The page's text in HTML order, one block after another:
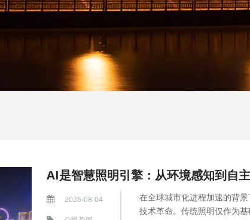
AI是智慧照明引擎：从环境感知到自
2026-08-04
在全球城市化进程加速的背
技术革命。传统照明仅作为